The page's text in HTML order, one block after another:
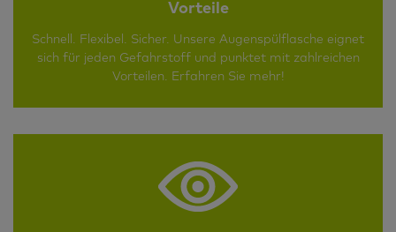
Vorteile
Schnell. Flexibel. Sicher. Unsere Augenspülflasche eignet
sich für jeden Gefahrstoff und punktet mit zahlreichen
Vorteilen. Erfahren Sie mehr!